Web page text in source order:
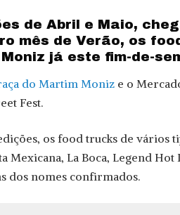
de Abril e Maio,
mês de Verão, os
já este fim-de-
do Martim Moniz e o
Fest.
os food trucks de vários
Mexicana, La Boca, Legend Hot
dos nomes confirmados.